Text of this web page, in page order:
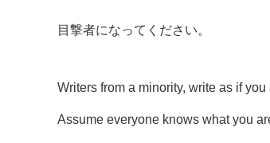
目撃者になってください。
Writers from a minority, write as if
Assume everyone knows what you